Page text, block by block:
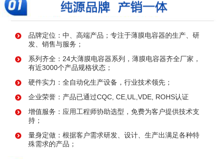
品牌定位：中、高端产品；专注于薄膜电容器的生产、研
发、销售与服务；
系列齐全：24大薄膜电容器系列，薄膜电容器齐全厂家，
有近3000个产品规格状态；
硬件实力：全自动化生产设备，行业技术领先；
企业荣誉：产品已通过CQC, CE,UL,VDE, ROHS认证
增值服务：应用工程师协助选型，免费为客户提供技术支
持；
量身定做：根据客户需求研发、设计、生产出满足各种特
殊需求的产品；